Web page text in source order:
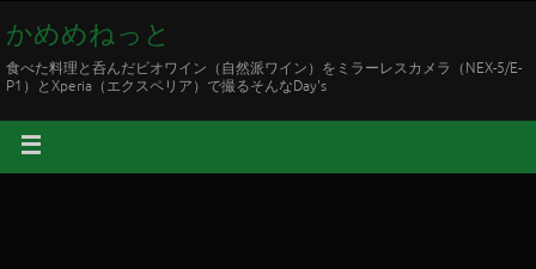
かめめねっと
食べた料理と呑んだビオワイン（自然派ワイン）をミラーレスカメラ（NEX-5/E-
P1）とXperia（エクスペリア）で撮るそんなDay's